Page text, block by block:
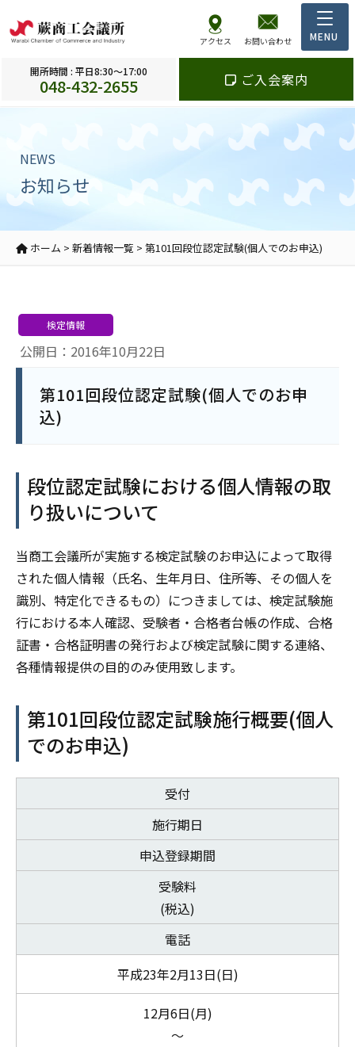
アクセス お問い合わせ
開所時間 : 平日8:30～17:00
048-432-2655 ご入会案内
NEWS
お知らせ
ホーム > 新着情報一覧 > 第101回段位認定試験(個人でのお申込)
公開日：2016年10月22日
検定情報
第101回段位認定試験(個人でのお申
込)
段位認定試験における個人情報の取
り扱いについて
当商工会議所が実施する検定試験のお申込によって取得
された個人情報（氏名、生年月日、住所等、その個人を
識別、特定化できるもの）につきましては、検定試験施
行における本人確認、受験者・合格者台帳の作成、合格
証書・合格証明書の発行および検定試験に関する連絡、
各種情報提供の目的のみ使用致します。
第101回段位認定試験施行概要(個人
でのお申込)
受付
施行期日
申込登録期間
受験料
(税込)
電話
平成23年2月13日(日)
12月6日(月)
～